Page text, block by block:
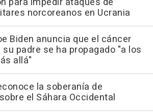
norcoreanos en Ucrania
Biden anuncia que el cáncer
padre se ha propagado "a los
allá"
la soberanía de
el Sáhara Occidental